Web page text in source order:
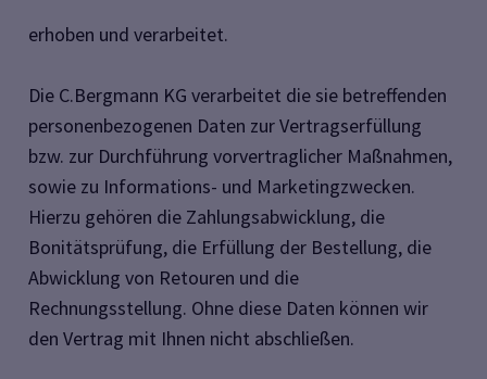
erhoben und verarbeitet.
Die C.Bergmann KG verarbeitet die sie betreffenden
personenbezogenen Daten zur Vertragserfüllung
bzw. zur Durchführung vorvertraglicher Maßnahmen,
sowie zu Informations- und Marketingzwecken.
Hierzu gehören die Zahlungsabwicklung, die
Bonitätsprüfung, die Erfüllung der Bestellung, die
Abwicklung von Retouren und die
Rechnungsstellung. Ohne diese Daten können wir
den Vertrag mit Ihnen nicht abschließen.